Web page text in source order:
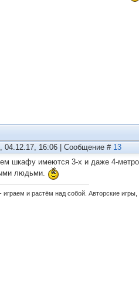
04.12.17, 16:06 | Сообщение # 13
шкафу имеются 3-х и даже 4-
людьми.
- играем и растём над собой. Авторские